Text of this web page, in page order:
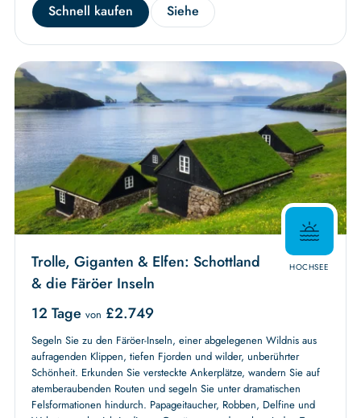
Schnell kaufen Siehe
HOCHSEE
Trolle, Giganten & Elfen: Schottland
& die Färöer Inseln
12 Tage von £2.749
Segeln Sie zu den Färöer-Inseln, einer abgelegenen Wildnis aus
aufragenden Klippen, tiefen Fjorden und wilder, unberührter
Schönheit. Erkunden Sie versteckte Ankerplätze, wandern Sie auf
atemberaubenden Routen und segeln Sie unter dramatischen
Felsformationen hindurch. Papageitaucher, Robben, Delfine und